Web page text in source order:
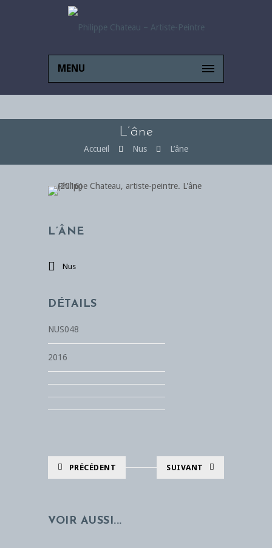
MENU
L’âne
Accueil Nus L’âne
L’ÂNE
Nus
DÉTAILS
NUS048
2016
PRÉCÉDENT SUIVANT
VOIR AUSSI...